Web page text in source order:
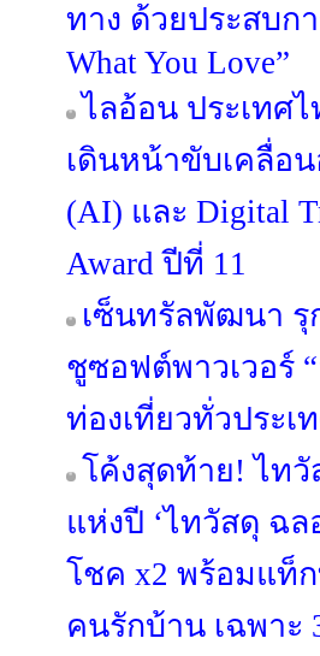
ทาง ด้วยประสบก
What You Love”
ไลอ้อน ประเทศ
เดินหน้าขับเคลื่อ
(AI) และ Digital
Award ปีที่ 11
เซ็นทรัลพัฒนา รุ
ชูซอฟต์พาวเวอร์
ท่องเที่ยวทั่วประเ
โค้งสุดท้าย! ไท
แห่งปี ‘ไทวัสดุ ฉ
โชค x2 พร้อมแท็
คนรักบ้าน เฉพาะ